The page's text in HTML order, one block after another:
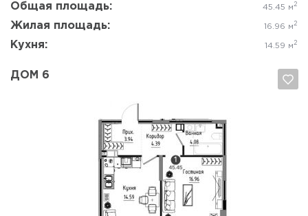
Общая площадь: 45.45 м 2
Жилая площадь: 16.96 м 2
Кухня: 14.59 м 2
ДОМ 6
Да, удалить Отмена